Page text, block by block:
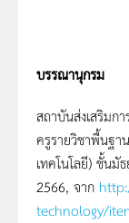
บรรณานุกรม
สถาบันส่งเสริมก
ครูรายวิชาพื้นฐา
เทคโนโลยี) ชั้น
2566, จาก
technology/